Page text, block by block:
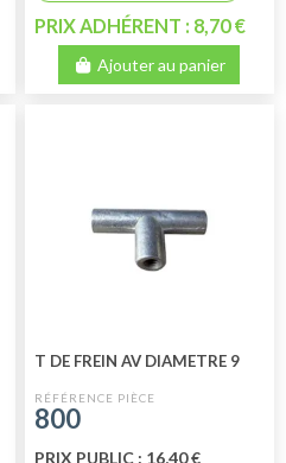
PRIX ADHÉRENT : 8,70 €
Ajouter au panier
T DE FREIN AV DIAMETRE 9
800
PRIX PUBLIC : 16,40 €